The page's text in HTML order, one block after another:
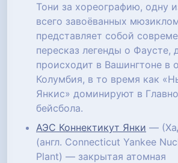
Тони за хореографию, одну
всего завоёванных
представляет собой
пересказ легенды о Фаусте,
происходит в Вашингтоне в
Колумбия, в то время как
Янкис» доминируют в
бейсбола.
АЭС Коннектикут Янки —
(англ. Connecticut Yankee
Plant) — закрытая атомная